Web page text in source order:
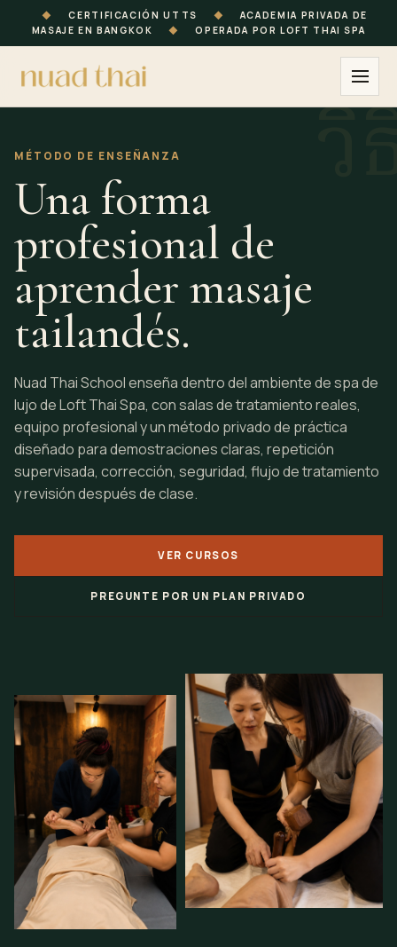
◆ CERTIFICACIÓN UTTS ◆
ACADEMIA PRIVADA DE
MASAJE EN BANGKOK
◆ OPERADA POR LOFT THAI SPA
MÉTODO DE ENSEÑANZA
Una forma
profesional de
aprender masaje
tailandés.
Nuad Thai School enseña dentro del ambiente de spa de
lujo de Loft Thai Spa, con salas de tratamiento reales,
equipo profesional y un método privado de práctica
diseñado para demostraciones claras, repetición
supervisada, corrección, seguridad, flujo de tratamiento
y revisión después de clase.
VER CURSOS
PREGUNTE POR UN PLAN PRIVADO